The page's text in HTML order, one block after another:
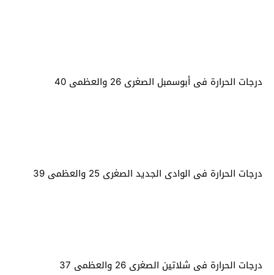
درجات الحرارة فى أبوسمبل الصغرى 26 والعظمى 40
درجات الحرارة فى الوادى الجديد الصغرى 25 والعظمى 39
درجات الحرارة فى شلاتين الصغرى 26 والعظمى 37